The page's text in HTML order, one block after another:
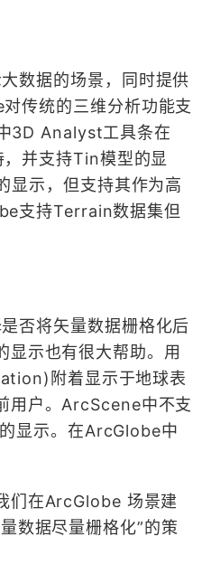
数据的场景，同时提供
传统的三维分析功能支
3D Analyst工具条在
并支持Tin模型的显
示，但支持其作为高
支持Terrain数据集但
否将矢量数据栅格化后
显示也有很大帮助。用
附着显示于地球表
用户。ArcScene中不支
显示。在ArcGlobe中
们在ArcGlobe 场景建
数据尽量栅格化”的策